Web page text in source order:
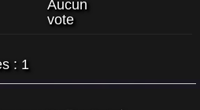
Aucun
vote
: 1